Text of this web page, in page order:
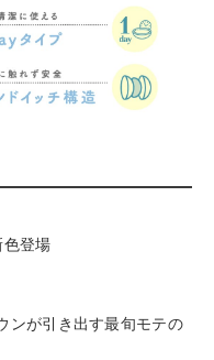
登場
ンが引き出す最旬モテの